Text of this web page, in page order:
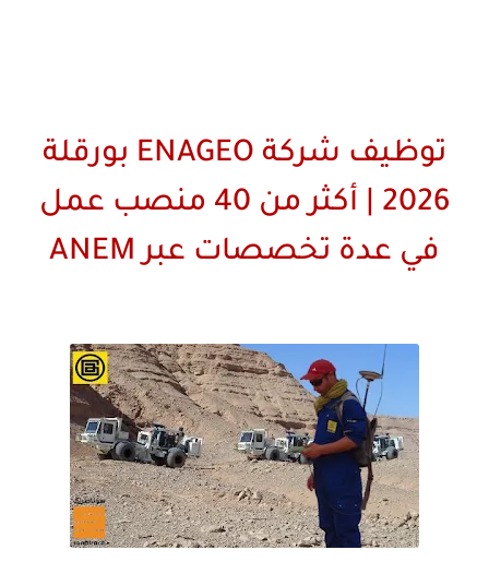
توظيف شركة ENAGEO بورقلة
2026 | أكثر من 40 منصب عمل
في عدة تخصصات عبر ANEM